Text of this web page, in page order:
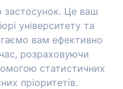
застосунок. Це ваш
університету та
вам ефективно
розраховуючи
статистичних
пріоритетів.